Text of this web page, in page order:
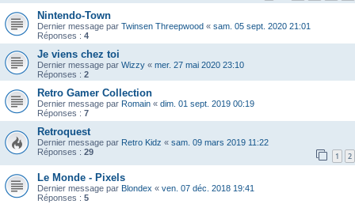
Nintendo-Town
Dernier message par Twinsen Threepwood « sam. 05 sept. 2020 21:01
Réponses : 4
Je viens chez toi
Dernier message par Wizzy « mer. 27 mai 2020 23:10
Réponses : 2
Retro Gamer Collection
Dernier message par Romain « dim. 01 sept. 2019 00:19
Réponses : 7
Retroquest
Dernier message par Retro Kidz « sam. 09 mars 2019 11:22
Réponses : 29 1 2
Le Monde - Pixels
Dernier message par Blondex « ven. 07 déc. 2018 19:41
Réponses : 5